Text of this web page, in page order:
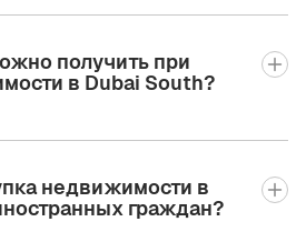
получить при
в Dubai South?
недвижимости в
граждан?